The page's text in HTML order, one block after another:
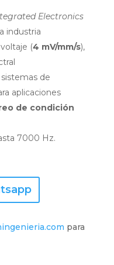
Electronics
industria
(4 mV/mm/s),
de
aplicaciones
de condición
7000 Hz.
para